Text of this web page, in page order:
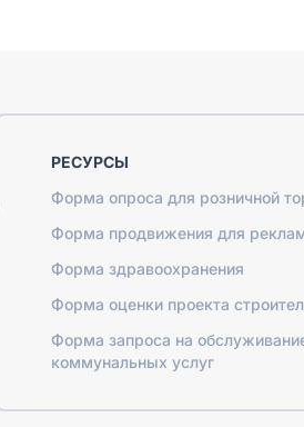
РЕСУРСЫ
Форма опроса для розничной
Форма продвижения для
Форма здравоохранения
Форма оценки проекта
Форма запроса на
коммунальных услуг